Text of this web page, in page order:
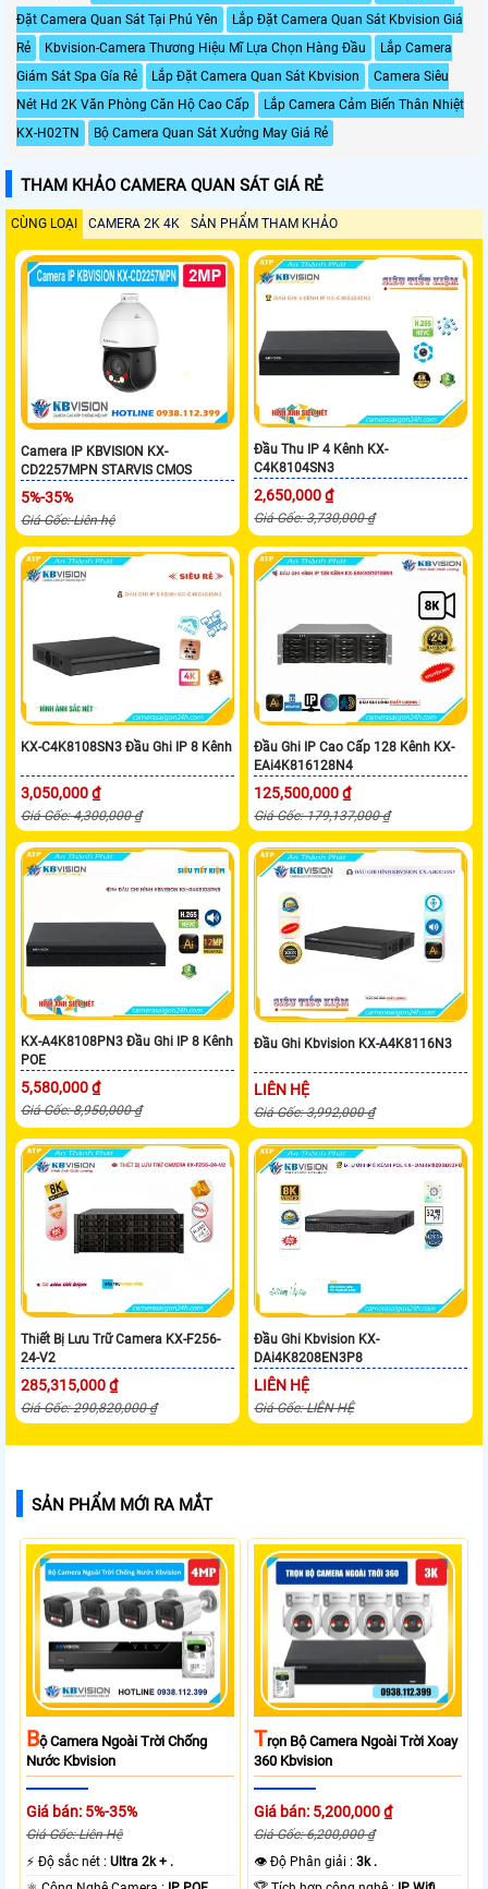
Đặt Camera Quan Sát Tại Phú Yên
Lắp Đặt Camera Quan Sát Kbvision Giá
Rẻ
Kbvision-Camera Thương Hiệu Mĩ Lựa Chọn Hàng Đầu
Lắp Camera
Giám Sát Spa Gía Rẻ
Lắp Đặt Camera Quan Sát Kbvision
Camera Siêu
Nét Hd 2K Văn Phòng Căn Hộ Cao Cấp
Lắp Camera Cảm Biến Thân Nhiệt
KX-H02TN
Bộ Camera Quan Sát Xưởng May Giá Rẻ
THAM KHẢO CAMERA QUAN SÁT GIÁ RẺ
CÙNG LOẠI CAMERA 2K 4K SẢN PHẨM THAM KHẢO
Camera IP KBVISION KX-
CD2257MPN STARVIS CMOS
5%-35%
Giá Gốc: Liên hệ
Đầu Thu IP 4 Kênh KX-
C4K8104SN3
2,650,000 ₫
Giá Gốc: 3,730,000 ₫
KX-C4K8108SN3 Đầu Ghi IP 8 Kênh
3,050,000 ₫
Giá Gốc: 4,300,000 ₫
Đầu Ghi IP Cao Cấp 128 Kênh KX-
EAi4K816128N4
125,500,000 ₫
Giá Gốc: 179,137,000 ₫
KX-A4K8108PN3 Đầu Ghi IP 8 Kênh
POE
5,580,000 ₫
Giá Gốc: 8,950,000 ₫
Đầu Ghi Kbvision KX-A4K8116N3
LIÊN HỆ
Giá Gốc: 3,992,000 ₫
Thiết Bị Lưu Trữ Camera KX-F256-
24-V2
285,315,000 ₫
Giá Gốc: 290,820,000 ₫
Đầu Ghi Kbvision KX-
DAi4K8208EN3P8
LIÊN HỆ
Giá Gốc: LIÊN HỆ
SẢN PHẨM MỚI RA MẮT
BỘ Camera Ngoài Trời Chống
Nước Kbvision
Giá bán: 5%-35%
Giá Gốc: Liên Hệ
️⚡ Độ sắc nét :Ultra 2k + .
TRọn Bộ Camera Ngoài Trời Xoay
360 Kbvision
Giá bán: 5,200,000 ₫
Giá Gốc: 6,200,000 ₫
👁 Độ Phân giải :3k .